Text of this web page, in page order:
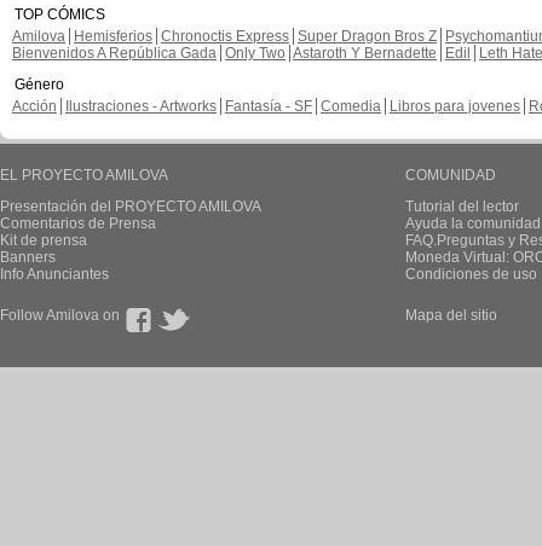
TOP CÓMICS
Amilova
Hemisferios Chronoctis Express Super Dragon Bros Z
Bienvenidos A República Gada Only Two Astaroth Y Bernadette Edil
Leth Hate
Género
Acción
Ilustraciones - Artworks Fantasía - SF Comedia Libros para jovenes
EL PROYECTO AMILOVA
Presentación del PROYECTO AMILOVA
Comentarios de Prensa
Kit de prensa
Banners
Info Anunciantes
COMUNIDAD
Tutorial del lector
Ayuda la
FAQ.Preguntas y
Moneda Virtual:
Condiciones de uso
Follow Amilova on Mapa del sitio